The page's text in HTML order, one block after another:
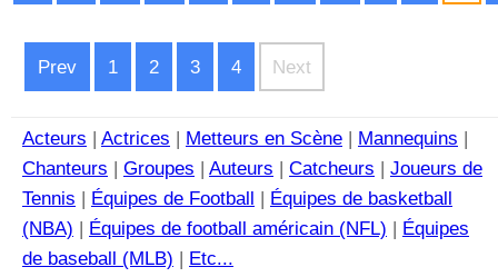
Prev 1 2 3 4 Next
Acteurs | Actrices | Metteurs en Scène | Mannequins |
Chanteurs | Groupes | Auteurs | Catcheurs | Joueurs de
Tennis | Équipes de Football | Équipes de basketball
(NBA) | Équipes de football américain (NFL) | Équipes
de baseball (MLB) | Etc...